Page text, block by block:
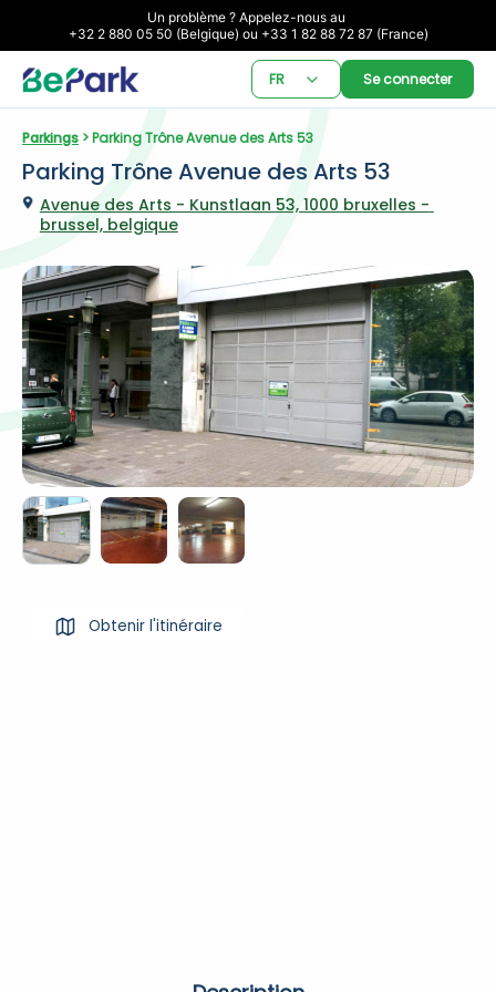
Un problème ? Appelez-nous au
+32 2 880 05 50 (Belgique) ou +33 1 82 88 72 87 (France)
FR Se connecter
Parkings > Parking Trône Avenue des Arts 53
Parking Trône Avenue des Arts 53
Avenue des Arts - Kunstlaan 53, 1000 bruxelles -
brussel, belgique
Obtenir l'itinéraire